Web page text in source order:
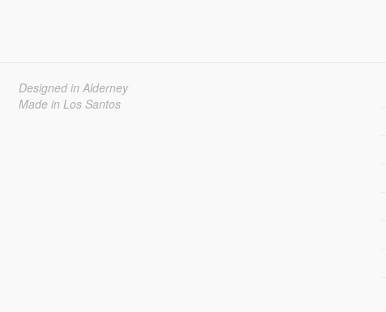
Designed in Alderney
Made in Los Santos